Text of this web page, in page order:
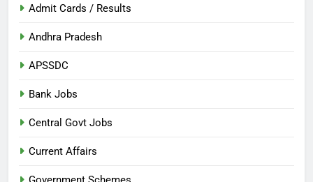
Admit Cards / Results
Andhra Pradesh
APSSDC
Bank Jobs
Central Govt Jobs
Current Affairs